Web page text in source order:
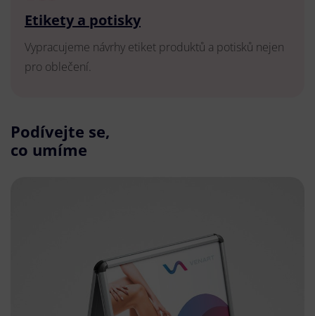
Etikety a potisky
Vypracujeme návrhy etiket produktů a potisků nejen
pro oblečení.
Podívejte se,
co umíme